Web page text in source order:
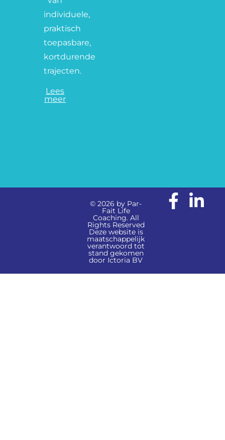
individuele,
praktisch
toepasbare,
kortdurende
trajecten.
Lees
meer
© 2026 by Par-
Fait Life
Coaching. All
Rights Reserved
Deze website is
maatschappelijk
verantwoord tot
stand gekomen
door Ictoria BV